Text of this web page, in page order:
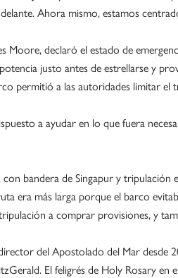
Ahora mismo, estamos
Moore, declaró el estado de
justo antes de estrellarse y
permitió a las autoridades limitar el
a ayudar en lo que fuera
bandera de Singapur y tripulación
era más larga porque el barco
a comprar provisiones, y
del Apostolado del Mar desde
El feligrés de Holy Rosary